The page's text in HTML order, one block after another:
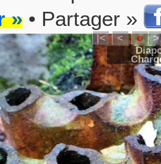
» • Partager »
|< < o
>